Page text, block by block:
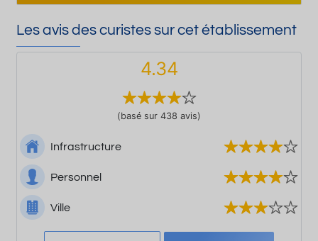
Les avis des curistes sur cet établissement
4.34
(basé sur 438 avis)
Infrastructure
Personnel
Ville